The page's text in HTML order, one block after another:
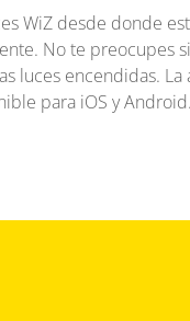
WiZ desde donde
No te preocupes
luces encendidas. La
para iOS y Android.